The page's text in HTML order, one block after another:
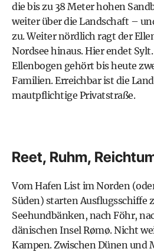
die bis zu 38 Meter hohen
weiter über die Landschaft –
zu. Weiter nördlich ragt der
Nordsee hinaus. Hier endet
Ellenbogen gehört bis heute
Familien. Erreichbar ist die
mautpflichtige Privatstraße.
Reet, Ruhm,
Vom Hafen List im Norden
Süden) starten Ausflugsschiffe
Seehundbänken, nach Föhr,
dänischen Insel Rømø. Nicht
Kampen. Zwischen Dünen und